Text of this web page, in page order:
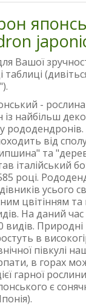
Вашої
таблиці
- рослина
найбільш
від
та
італійський
році.
усього
цвітінням
На даний
видів.
в
півкулі
в горах
гарної
є